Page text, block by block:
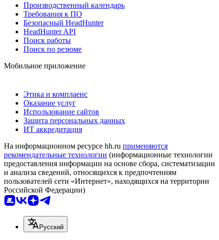
Производственный календарь
Требования к ПО
Безопасный HeadHunter
HeadHunter API
Поиск работы
Поиск по резюме
Мобильное приложение
Этика и комплаенс
Оказание услуг
Использование сайтов
Защита персональных данных
ИТ аккредитация
На информационном ресурсе hh.ru применяются
рекомендательные технологии (информационные технологии
предоставления информации на основе сбора, систематизации
и анализа сведений, относящихся к предпочтениям
пользователей сети «Интернет», находящихся на территории
Российской Федерации)
Русский